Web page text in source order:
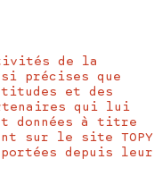
de la
précises que
et des
qui lui
données à titre
sur le site TOPY
depuis leur